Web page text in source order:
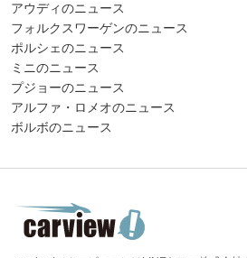
アウディのニュース
フォルクスワーゲンのニュース
ポルシェのニュース
ミニのニュース
プジョーのニュース
アルファ・ロメオのニュース
ボルボのニュース